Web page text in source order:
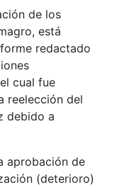
de los
está
redactado
cual fue
reelección del
debido a
aprobación de
(deterioro)